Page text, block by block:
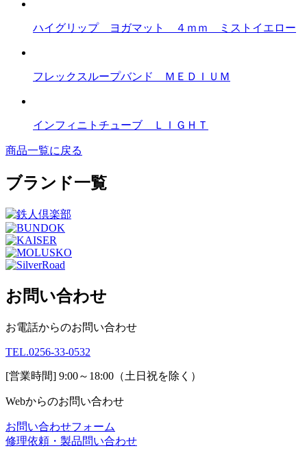
ハイグリップ ヨガマット ４ｍｍ ミストイエロー
フレックスループバンド ＭＥＤＩＵＭ
インフィニトチューブ ＬＩＧＨＴ
商品一覧に戻る
ブランド一覧
お問い合わせ
お電話からのお問い合わせ
TEL.0256-33-0532
[営業時間] 9:00～18:00 （土日祝を除く）
Webからのお問い合わせ
お問い合わせフォーム
修理依頼・製品問い合わせ